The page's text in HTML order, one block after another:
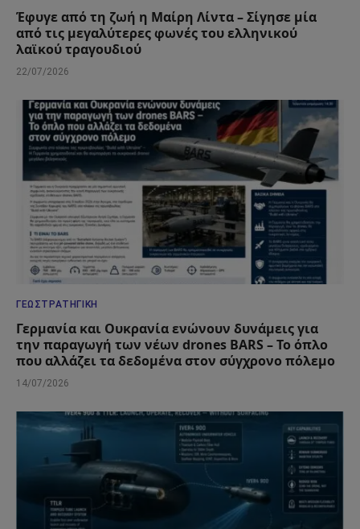
Έφυγε από τη ζωή η Μαίρη Λίντα – Σίγησε μία
από τις μεγαλύτερες φωνές του ελληνικού
λαϊκού τραγουδιού
22/07/2026
ΓΕΩΣΤΡΑΤΗΓΙΚΉ
Γερμανία και Ουκρανία ενώνουν δυνάμεις για
την παραγωγή των νέων drones BARS – Το όπλο
που αλλάζει τα δεδομένα στον σύγχρονο πόλεμο
14/07/2026